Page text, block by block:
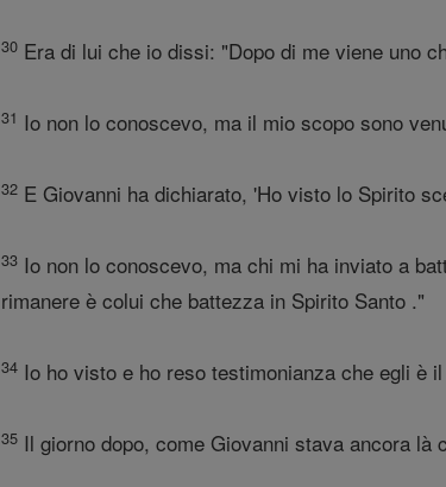
30 Era di lui che io dissi: "Dopo di me viene uno
31 Io non lo conoscevo, ma il mio scopo sono
32 E Giovanni ha dichiarato, 'Ho visto lo Spirito
33 Io non lo conoscevo, ma chi mi ha inviato a
rimanere è colui che battezza in Spirito Santo ."
34 Io ho visto e ho reso testimonianza che egli è
35 Il giorno dopo, come Giovanni stava ancora